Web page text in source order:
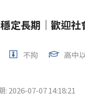
定長期｜歡迎
不拘 高中
: 2026-07-07 14:18:21